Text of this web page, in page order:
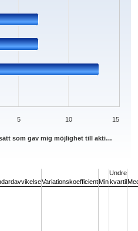
som gav mig möjlighet till akti…
10
5 15
VariationskoefficientMin
Undre
kvartil